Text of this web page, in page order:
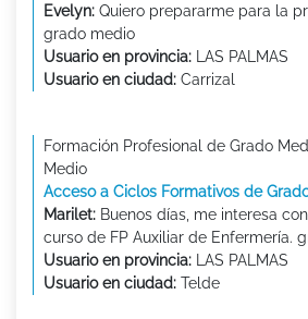
Evelyn: Quiero prepararme para la
grado medio
Usuario en provincia: LAS PALMAS
Usuario en ciudad: Carrizal
Formación Profesional de Grado
Medio
Acceso a Ciclos Formativos de
Marilet: Buenos días, me interesa
curso de FP Auxiliar de Enfermería.
Usuario en provincia: LAS PALMAS
Usuario en ciudad: Telde